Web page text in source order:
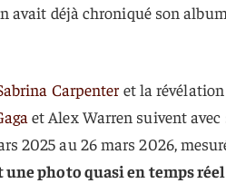
avait déjà chroniqué son album
Carpenter et la
et Alex Warren suivent avec
2025 au 26 mars 2026,
une photo quasi en temps